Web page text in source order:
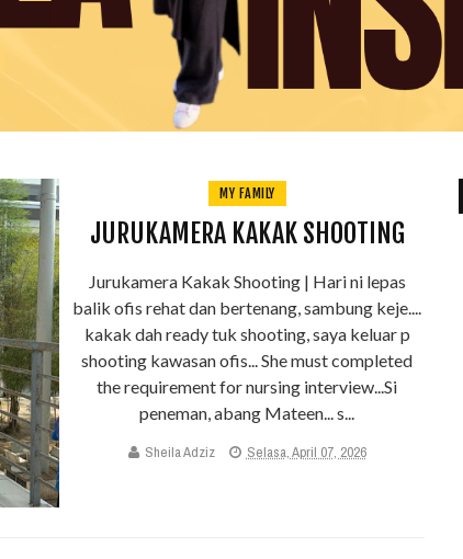
MY FAMILY
JURUKAMERA KAKAK SHOOTING
Jurukamera Kakak Shooting | Hari ni lepas
balik ofis rehat dan bertenang, sambung keje....
kakak dah ready tuk shooting, saya keluar p
shooting kawasan ofis... She must completed
the requirement for nursing interview...Si
peneman, abang Mateen... s...
Sheila Adziz Selasa, April 07, 2026